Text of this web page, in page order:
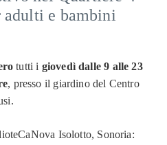
e bambini
tutti i giovedì dalle 9 alle 23
, presso il giardino del Centro
Isolotto, Sonoria: